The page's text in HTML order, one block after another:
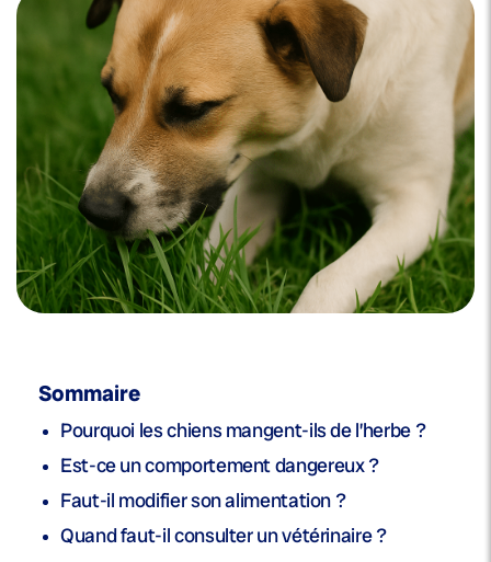
Sommaire
Pourquoi les chiens mangent-ils de l’herbe ?
Est-ce un comportement dangereux ?
Faut-il modifier son alimentation ?
Quand faut-il consulter un vétérinaire ?